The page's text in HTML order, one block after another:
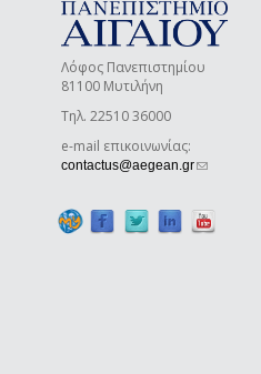
Λόφος Πανεπιστημίου
81100 Μυτιλήνη
Τηλ. 22510 36000
e-mail επικοινωνίας:
contactus@aegean.gr(link